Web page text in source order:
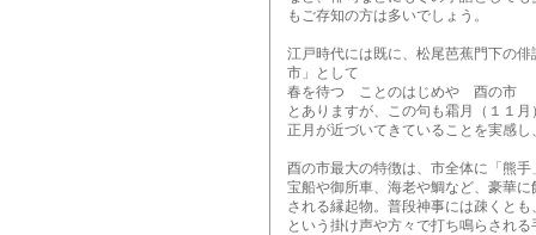
もご存知の方は多いでしょう。
江戸時代には既に、松尾芭蕉門下の
市」として
春を待つ ことのはじめや 酉の市
とありますが、この句も霜月（１１
正月が近づいてきていることを実感
酉の市最大の特徴は、市全体に「熊手
宝船や御所車、海老や鯛など、豪華
される縁起物。普段神事には疎くと
という掛け声や方々で打ち鳴らされ